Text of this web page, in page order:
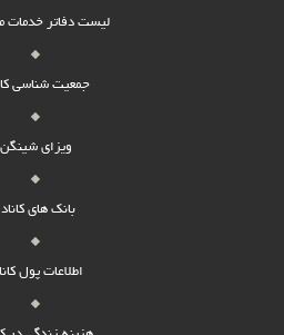
لیست دفاتر خدمات
جمعیت شناسی
ویزای شینگن
بانک های
اطلاعات پول